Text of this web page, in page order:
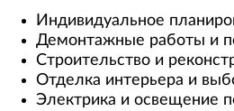
Индивидуальное
Демонтажные работы и
Строительство и
Отделка интерьера и
Электрика и освещение